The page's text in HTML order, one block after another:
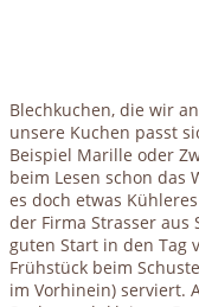
Blechkuchen, die wir
unsere Kuchen passt
Beispiel Marille oder
beim Lesen schon das
es doch etwas
der Firma Strasser aus
guten Start in den Tag
Frühstück beim
im Vorhinein) serviert.